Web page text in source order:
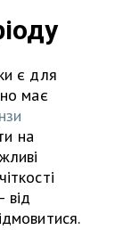
є для
має
на
від